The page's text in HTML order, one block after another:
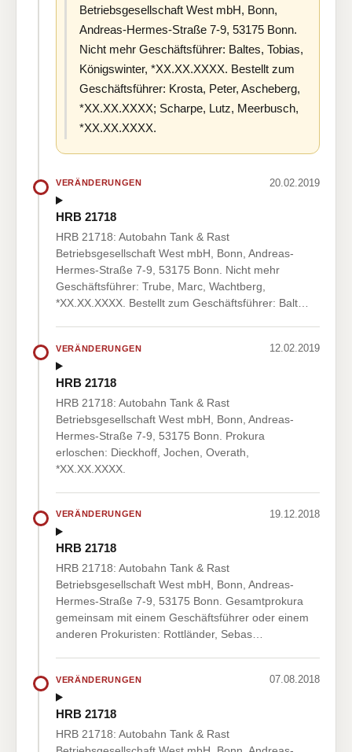
Betriebsgesellschaft West mbH, Bonn,
Andreas-Hermes-Straße 7-9, 53175 Bonn.
Nicht mehr Geschäftsführer: Baltes, Tobias,
Königswinter, *XX.XX.XXXX. Bestellt zum
Geschäftsführer: Krosta, Peter, Ascheberg,
*XX.XX.XXXX; Scharpe, Lutz, Meerbusch,
*XX.XX.XXXX.
VERÄNDERUNGEN 20.02.2019
HRB 21718
HRB 21718: Autobahn Tank & Rast
Betriebsgesellschaft West mbH, Bonn, Andreas-
Hermes-Straße 7-9, 53175 Bonn. Nicht mehr
Geschäftsführer: Trube, Marc, Wachtberg,
*XX.XX.XXXX. Bestellt zum Geschäftsführer: Balt…
VERÄNDERUNGEN 12.02.2019
HRB 21718
HRB 21718: Autobahn Tank & Rast
Betriebsgesellschaft West mbH, Bonn, Andreas-
Hermes-Straße 7-9, 53175 Bonn. Prokura
erloschen: Dieckhoff, Jochen, Overath,
*XX.XX.XXXX.
VERÄNDERUNGEN 19.12.2018
HRB 21718
HRB 21718: Autobahn Tank & Rast
Betriebsgesellschaft West mbH, Bonn, Andreas-
Hermes-Straße 7-9, 53175 Bonn. Gesamtprokura
gemeinsam mit einem Geschäftsführer oder einem
anderen Prokuristen: Rottländer, Sebas…
VERÄNDERUNGEN 07.08.2018
HRB 21718
HRB 21718: Autobahn Tank & Rast